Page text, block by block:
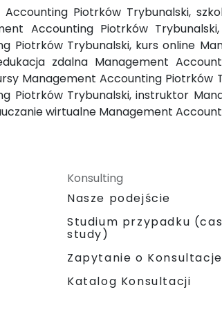
Piotrków Trybunalski,
Accounting Piotrków
Piotrków Trybunalski, kurs online
zdalna Management
Management Accounting
Piotrków Trybunalski, instruktor
wirtualne Management
Konsulting
Nasze podejście
Studium przypadku
study)
Zapytanie o Konsultacje
Katalog Konsultacji